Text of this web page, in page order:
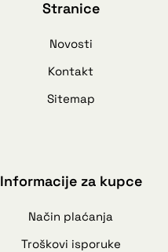
Stranice
Novosti
Kontakt
Sitemap
Informacije za kupce
Način plaćanja
Troškovi isporuke